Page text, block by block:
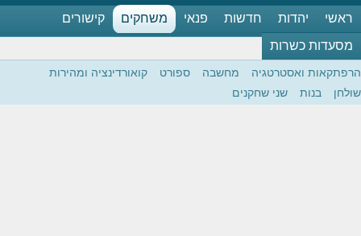
ראשי יהדות חדשות פנאי משחקים
קישורים
מסעדות כשרות
הרפתקאות ואסטרטגיה מחשבה ספורט
קואורדינציה ומהירות
שולחן
בנות שני שחקנים